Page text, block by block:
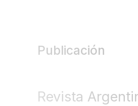
Publicación
Revista